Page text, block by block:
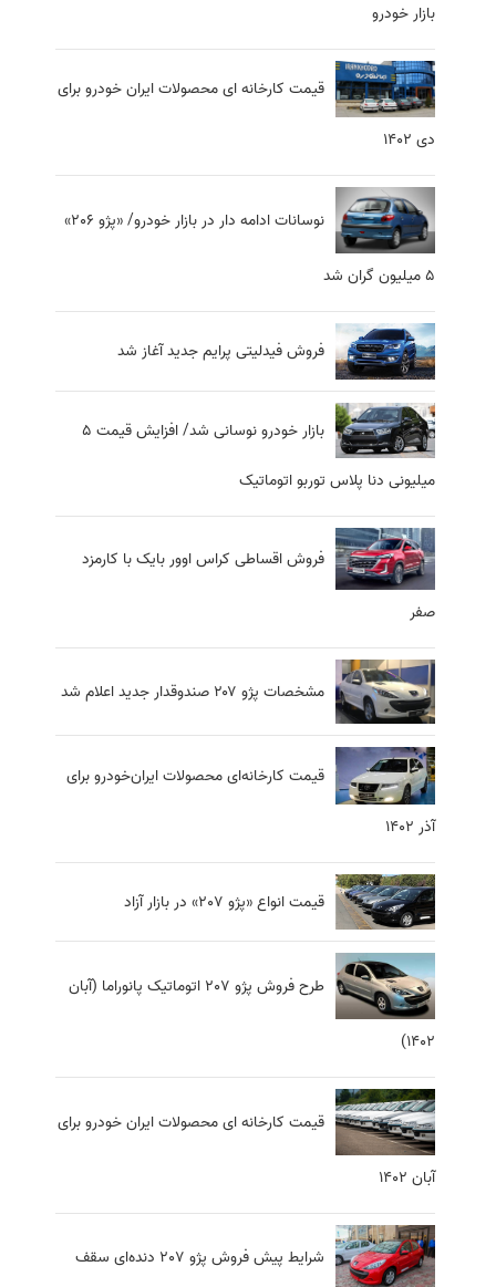
بازار خودرو
قیمت کارخانه ای محصولات ایران خودرو برای
دی ۱۴۰۲
نوسانات ادامه دار در بازار خودرو/ «پژو 206»
5 میلیون گران شد
فروش فیدلیتی پرایم جدید آغاز شد
بازار خودرو نوسانی شد/ افزایش قیمت 5
میلیونی دنا پلاس توربو اتوماتیک
فروش اقساطی کراس اوور بایک با کارمزد
صفر
مشخصات پژو ۲۰۷ صندوقدار جدید اعلام شد
قیمت کارخانه‌ای محصولات ایران‌خودرو برای
آذر ۱۴۰۲
قیمت انواع «پژو 207» در بازار آزاد
طرح فروش پژو 207 اتوماتیک پانوراما (آبان
1402)
قیمت کارخانه ای محصولات ایران خودرو برای
آبان ۱۴۰۲
شرایط پیش فروش پژو 207 دنده‌ای سقف